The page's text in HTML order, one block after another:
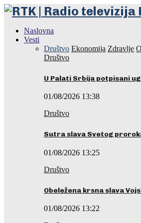
Naslovna
Vesti
Društvo Ekonomija Zdravlje
Društvo
U Palati Srbija potpisani
01/08/2026 13:38
Društvo
Sutra slava Svetog
01/08/2026 13:25
Društvo
Obeležena krsna slava
01/08/2026 13:22